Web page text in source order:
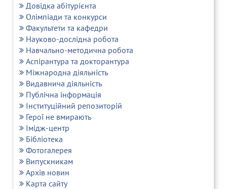
Довідка абітурієнта
Олімпіади та конкурси
Факультети та кафедри
Науково-дослідна робота
Навчально-методична робота
Аспірантура та докторантура
Міжнародна діяльність
Видавнича діяльність
Публічна інформація
Інституційний репозиторій
Герої не вмирають
Імідж-центр
Бібліотека
Фотогалерея
Випускникам
Архів новин
Карта сайту